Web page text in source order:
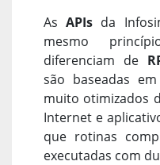
AsAPIs da
mesmo
diferenciam de
são baseadas
muito otimizados
Internet e
que rotinas
executadas com